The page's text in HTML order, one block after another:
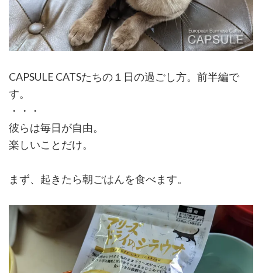
CAPSULE CATSたちの１日の過ごし方。前半編で
す。
・・・
彼らは毎日が自由。
楽しいことだけ。
まず、起きたら朝ごはんを食べます。